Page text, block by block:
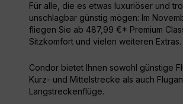
Für alle, die es etwas luxuriöser und
unschlagbar günstig mögen: Im
fliegen Sie ab 487,99 €* Premium
Sitzkomfort und vielen weiteren Extras.
Condor bietet Ihnen sowohl günstige
Kurz- und Mittelstrecke als auch
Langstreckenflüge.